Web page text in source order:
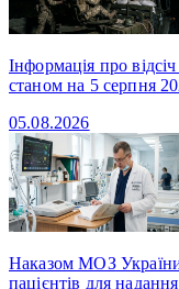
Інформація про
станом на 5 серпня
05.08.2026
Наказом МОЗ України
пацієнтів для